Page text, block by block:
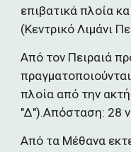
επιβατικά πλοία
(Κεντρικό Λιμάνι
Από τον Πειραιά
πλοία από την
"Δ").Απόσταση: 28
Από τα Μέθανα